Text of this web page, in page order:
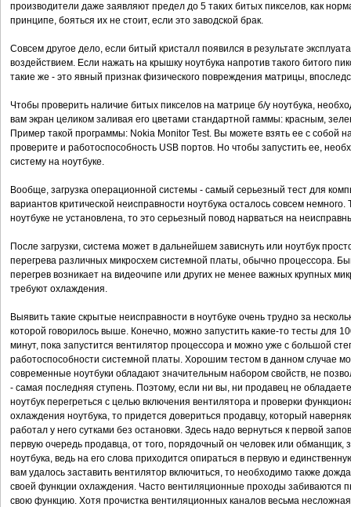
производители даже заявляют предел до 5 таких битых пикселов, как
принципе, бояться их не стоит, если это заводской брак.
Совсем другое дело, если битый кристалл появился в результате
воздействием. Если нажать на крышку ноутбука напротив такого битого
такие же - это явный признак физического повреждения матрицы,
Чтобы проверить наличие битых пикселов на матрице б/у ноутбука,
вам экран целиком заливая его цветами стандартной гаммы: красным,
Пример такой программы: Nokia Monitor Test. Вы можете взять ее с собой
проверите и работоспособность USB портов. Но чтобы запустить ее,
систему на ноутбуке.
Вообще, загрузка операционной системы - самый серьезный тест для
вариантов критической неисправности ноутбука осталось совсем
ноутбуке не установлена, то это серьезный повод нарваться на
После загрузки, система может в дальнейшем зависнуть или ноутбук
перегрева различных микросхем системной платы, обычно процессора.
перегрев возникает на видеочипе или других не менее важных крупных
требуют охлаждения.
Выявить такие скрытые неисправности в ноутбуке очень трудно за
которой говорилось выше. Конечно, можно запустить какие-то тесты для
минут, пока запустится вентилятор процессора и можно уже с большой
работоспособности системной платы. Хорошим тестом в данном случае
современные ноутбуки обладают значительным набором свойств, не
- самая последняя ступень. Поэтому, если ни вы, ни продавец не
ноутбук перегреться с целью включения вентилятора и проверки
охлаждения ноутбука, то придется довериться продавцу, который
работал у него сутками без остановки. Здесь надо вернуться к первой
первую очередь продавца, от того, порядочный он человек или обманщик,
ноутбука, ведь на его слова приходится опираться в первую и
вам удалось заставить вентилятор включиться, то необходимо также
своей функции охлаждения. Часто вентиляционные проходы забиваются
свою функцию. Хотя прочистка вентиляционных каналов весьма